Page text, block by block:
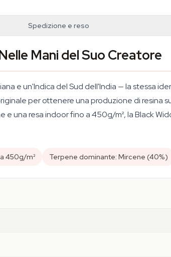
Spedizione e reso
Mani del Suo Creatore
e un'Indica del Sud dell'India — la stessa
per ottenere una produzione di resina
una resa indoor fino a 450g/m², la Black
450g/m² Terpene dominante: Mircene (40%)